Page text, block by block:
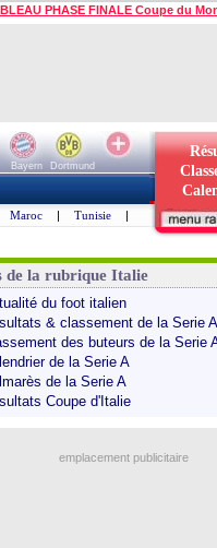
PHASE FINALE Coupe du
Bayern
Dortmund
Maroc | Tunisie |
de la rubrique Italie
du foot italien
& classement de la Serie A
des buteurs de la Serie
de la Serie A
de la Serie A
Coupe d'Italie
emplacement publicitaire